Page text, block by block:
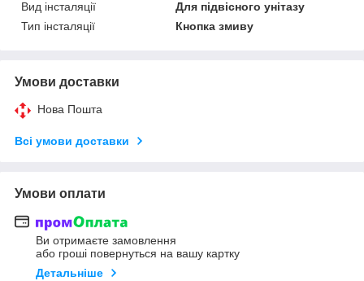
Вид інсталяції
Для підвісного унітазу
Тип інсталяції
Кнопка змиву
Умови доставки
Нова Пошта
Всі умови доставки
Умови оплати
Ви отримаєте замовлення
або гроші повернуться на вашу картку
Детальніше